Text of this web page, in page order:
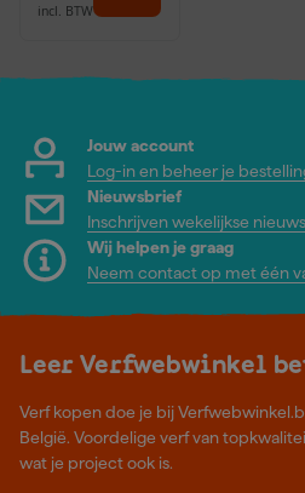
incl. BTW
Jouw account
Log-in en beheer je
Nieuwsbrief
Inschrijven wekelijkse
Wij helpen je graag
Neem contact op met één
Leer Verfwebwinkel
Verf kopen doe je bij
België. Voordelige verf van
wat je project ook is.